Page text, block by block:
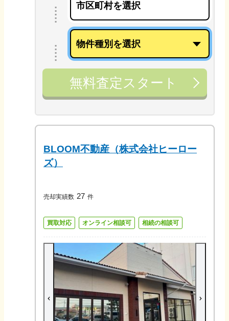
無料査定スタート
BLOOM不動産（株式会社ヒーロー
ズ）
売却実績数 27 件
買取対応 オンライン相談可 相続の相談可